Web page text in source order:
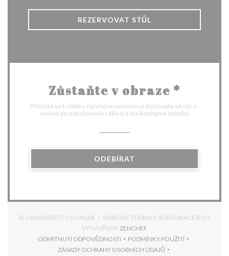
REZERVOVAT STŮL
Zůstaňte v obraze *
Přihlaste se k odběru našeho newsletteru a dostávejte od nás e-
mailem personalizovaná sdělení a marketingové nabídky.
ODEBÍRAT
© 2026 BISTROT COCAGNE — WEBOVÉ STRÁNKY RESTAURACE BYLY
VYTVOŘENYZENCHEF
ODMÍTNUTÍ ODPOVĚDNOSTI
((OTEVŘE SE V NOVÉM OKNĚ))
PODMÍNKY POUŽITÍ
((OTEVŘE SE V NOVÉM
ZÁSADY OCHRANY OSOBNÍCH ÚDAJŮ
((OTEVŘE SE V NOVÉM OKNĚ))